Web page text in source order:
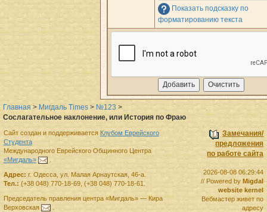
Показать подсказку по
форматированию текста
Главная > Мигдаль Times > №123 >
Сослагательное наклонение, или История по Фраю
Замечания/
предложения
по работе сайта
2026-08-08 06:29:44
// Powered byMigdal
website kernel
Вебмастер живет по
адресу
Сайт создан и поддерживается Клубом Еврейского
Студента
Международного Еврейского Общинного Центра
«Мигдаль»
.
Адрес: г. Одесса, ул. Малая Арнаутская, 46-а.
Тел.: (+38 048) 770-18-69, (+38 048) 770-18-61
Председатель правленияцентра «Мигдаль»— Кира
Верховская
.